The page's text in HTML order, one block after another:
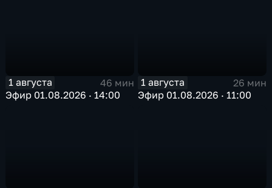
1 августа
46 мин
Эфир 01.08.2026 · 14:00
1 августа
26 мин
Эфир 01.08.2026 · 11:00